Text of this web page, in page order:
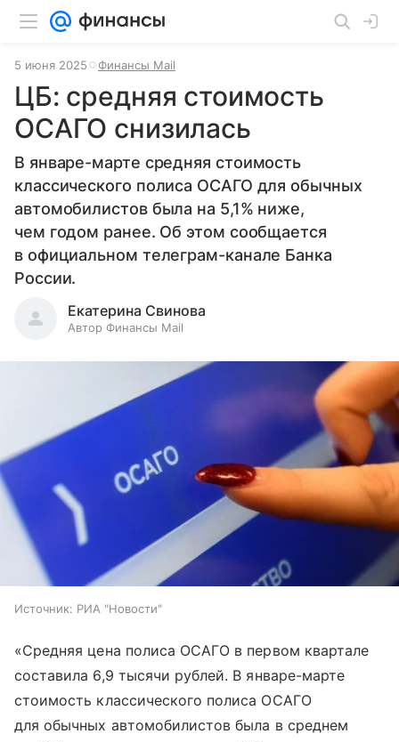
5 июня 2025 Финансы Mail
ЦБ: средняя стоимость
ОСАГО снизилась
В январе-марте средняя стоимость
классического полиса ОСАГО для обычных
автомобилистов была на 5,1% ниже,
чем годом ранее. Об этом сообщается
в официальном телеграм-канале Банка
России.
Екатерина Свинова
Автор Финансы Mail
Источник: РИА "Новости"
«Средняя цена полиса ОСАГО в первом квартале
составила 6,9 тысячи рублей. В январе-марте
стоимость классического полиса ОСАГО
для обычных автомобилистов была в среднем